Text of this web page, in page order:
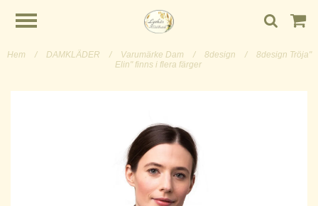
Hem / DAMKLÄDER / Varumärke Dam / 8design /
8design Tröja"
Elin" finns i flera färger